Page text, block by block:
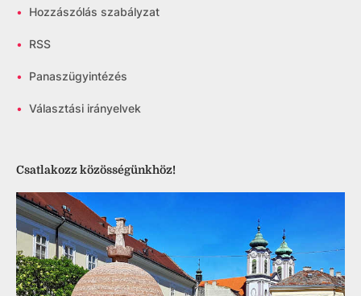
• Hozzászólás szabályzat
• RSS
• Panaszügyintézés
• Választási irányelvek
Csatlakozz közösségünkhöz!